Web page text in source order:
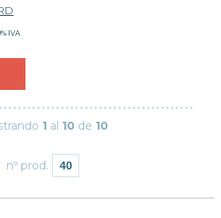
IVA
1al 10 de 10
nº prod.